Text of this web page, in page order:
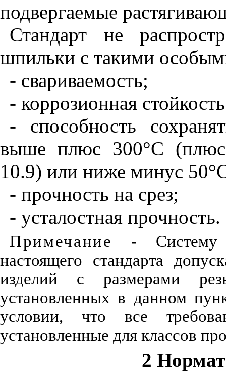
подвергаемые
Стандарт
не
шпильки с такими
- свариваемость;
- коррозионная стойкость
- способность
выше плюс 300°С (плюс
10.9) или ниже минус 50
- прочность на срез;
- усталостная прочность.
Примечание -
Систему
настоящего
стандарта
изделий
с размерами
установленных в данном
условии, что все
установленные для классов
2